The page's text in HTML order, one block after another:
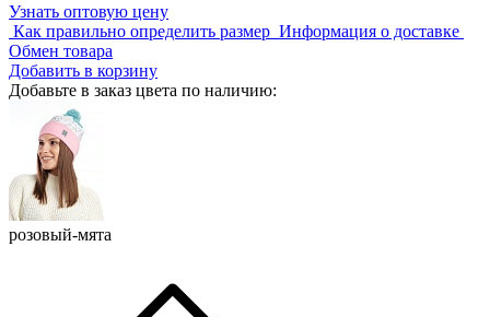
Узнать оптовую цену
Как правильно определить размер Информация о доставке
Обмен товара
Добавить в корзину
Добавьте в заказ цвета по наличию:
розовый-мята